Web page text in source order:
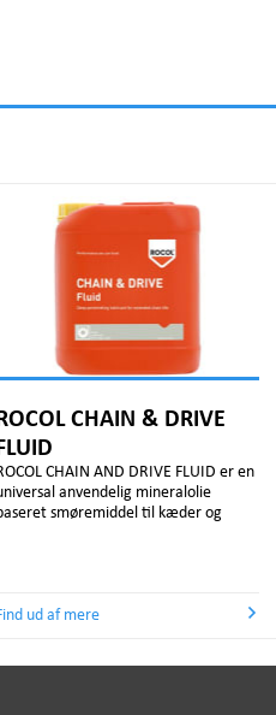
CHAIN & DRIVE
CHAIN AND DRIVE FLUID er en
anvendelig mineralolie
smøremiddel til kæder og
ud af mere